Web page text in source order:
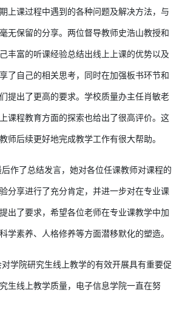
上课过程中遇到的各种问题及解决方法，与
无保留的分享。两位督导教师史浩山教授和
丰富的听课经验总结出线上上课的优势以及
了自己的相关思考，同时在加强板书环节和
提出了更高的要求。学校质量办主任肖敏老
课程教育方面的探索也给出了很高评价。这
师后续更好地完成教学工作有很大帮助。
作了总结发言，她对各位任课教师对课程的
分享进行了充分肯定，并进一步对在专业课
出了要求，希望各位老师在专业课教学中加
学素养、人格修养等方面潜移默化的塑造。
对学院研究生线上教学的有效开展具有重要促
生线上教学质量，电子信息学院一直在努